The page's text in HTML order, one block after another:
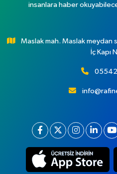
insanlara haber
Maslak mah. Maslak meydan
İç Kapı